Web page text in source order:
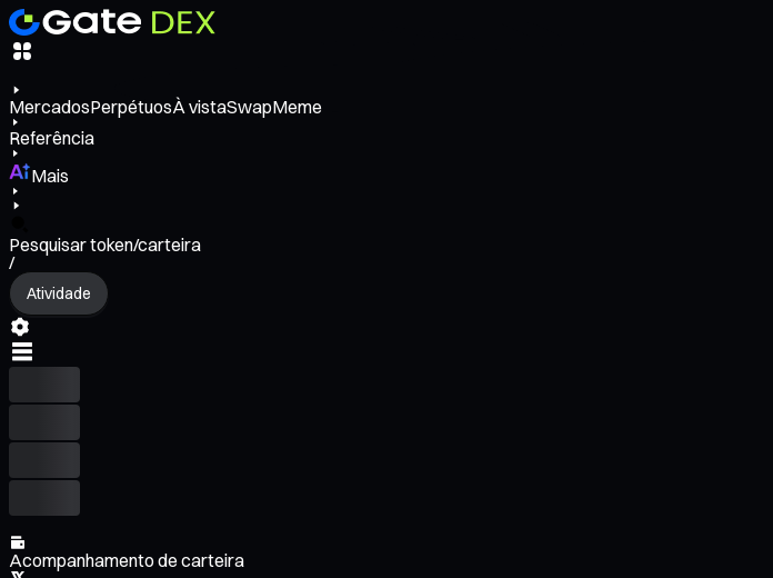
MercadosPerpétuosÀ vistaSwapMeme
Referência
Mais
Pesquisar token/carteira
/
Atividade
Acompanhamento de carteira